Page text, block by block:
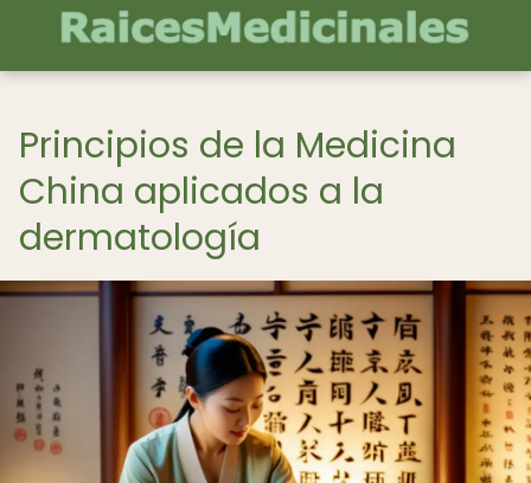
Principios de la Medicina
China aplicados a la
dermatología